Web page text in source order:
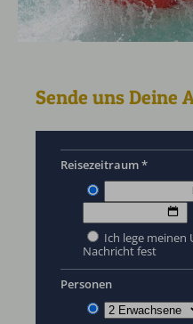
Sende uns Deine
Reisezeitraum *
Ich lege
Nachricht fest
Personen